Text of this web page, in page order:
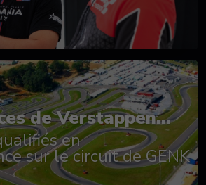
de Verstappen...
en
sur le circuit de GENK